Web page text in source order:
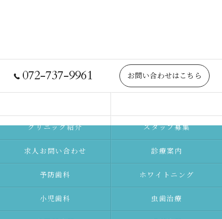
072-737-9961 お問い合わせはこちら
クリニック紹介 スタッフ募集
求人お問い合わせ 診療案内
予防⻭科 ホワイトニング
⼩児⻭科 ⾍⻭治療